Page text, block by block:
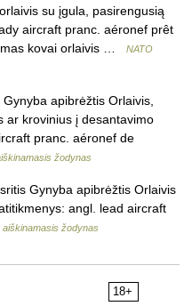
su įgula, pasirengusią
aircraft pranc. aéronef prêt
kovai orlaivis …
NATO
apibrėžtis Orlaivis,
ar krovinius į desantavimo
pranc. aéronef de
žodynas
Gynyba apibrėžtis Orlaivis
angl. lead aircraft
aiškinamasis žodynas
18+